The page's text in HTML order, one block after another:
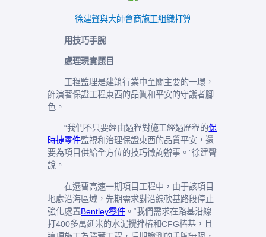
徐建聲與大師會商施工組織打算
用技巧手腕
處理現實題目
工程監理是建筑行業中至關主要的一環，
飾演著保證工程東西的品質和平安的守護者腳
色。
“我們不只要經由過程對施工經過歷程的保
時捷零件監視和治理保證東西的品質平安，還
要為項目供給全方位的技巧徵詢辦事。”徐建聲
說。
在遷曹高速一期項目工程中，由于該項目
地處沿海區域，先期需求對沿線軟基路段停止
強化處置Bentley零件 。“我們需求在路基沿線
打400多萬延米的水泥攪拌樁和CFG樁基，且